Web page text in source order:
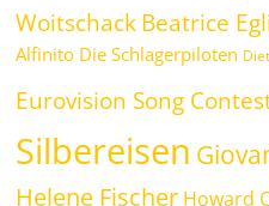
WoitschackBeatrice
Alfinito Die Schlagerpiloten
Eurovision Song
Silbereisen
Helene Fischer Howard